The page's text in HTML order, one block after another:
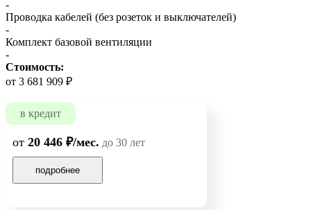
-
Проводка кабелей (без розеток и выключателей)
-
Комплект базовой вентиляции
-
Стоимость:
от 3 681 909 ₽
в кредит
от 20 446 ₽/мес. до 30 лет
подробнее